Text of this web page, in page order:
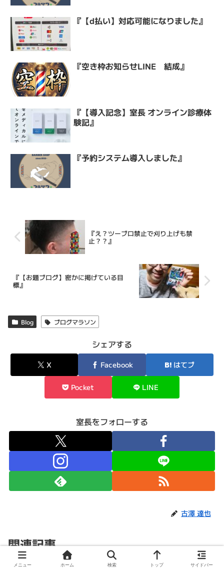
『【d払い】対応可能になりました』
『空き枠お知らせLINE 結成』
『【導入記念】室長 オンライン診療体
験記』
『予約システム導入しました』
『え？ツーブロ禁止で刈り上げも禁
止？？』
『【お題ブログ】密かに掲げている目
標』
Blog ブログマラソン
シェアする
X Facebook はてブ
Pocket LINE
室長をフォローする
古澤 達也
関連記事
メニュー ホーム 検索 トップ サイドバー